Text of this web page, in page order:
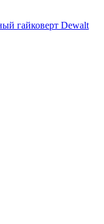
гайковерт Dewalt